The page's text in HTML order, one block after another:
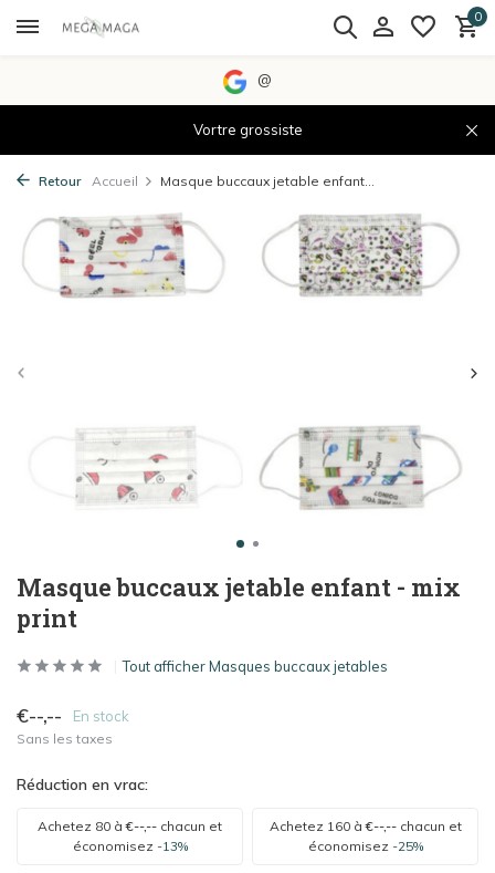
0
@
Vortre grossiste
Retour Accueil Masque buccaux jetable enfant...
Masque buccaux jetable enfant - mix
print
Tout afficher Masques buccaux jetables
€--,-- En stock
Sans les taxes
Réduction en vrac:
Achetez 80 à€--,-- chacun et
économisez -13%
Achetez 160 à€--,--chacun et
économisez -25%